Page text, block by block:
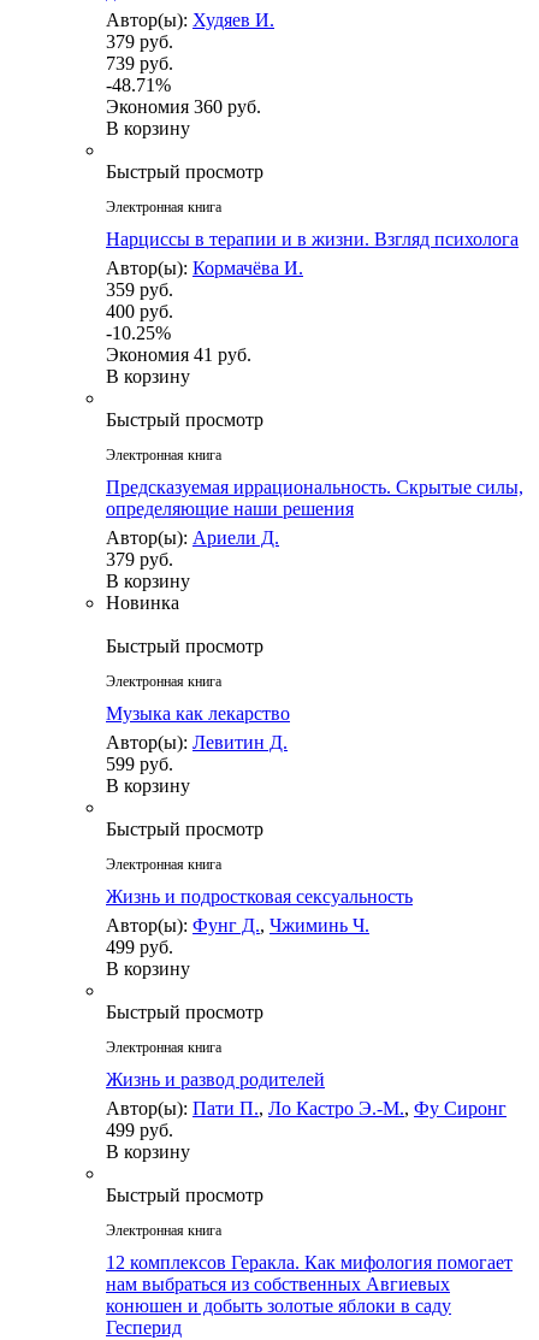
Автор(ы): Худяев И.
379 руб.
739 руб.
-48.71%
Экономия 360 руб.
В корзину
Быстрый просмотр
Электронная книга
Нарциссы в терапии и в жизни. Взгляд психолога
Автор(ы): Кормачёва И.
359 руб.
400 руб.
-10.25%
Экономия 41 руб.
В корзину
Быстрый просмотр
Электронная книга
Предсказуемая иррациональность. Скрытые силы,
определяющие наши решения
Автор(ы): Ариели Д.
379 руб.
В корзину
Новинка
Быстрый просмотр
Электронная книга
Музыка как лекарство
Автор(ы): Левитин Д.
599 руб.
В корзину
Быстрый просмотр
Электронная книга
Жизнь и подростковая сексуальность
Автор(ы): Фунг Д., Чжиминь Ч.
499 руб.
В корзину
Быстрый просмотр
Электронная книга
Жизнь и развод родителей
Автор(ы): Пати П., Ло Кастро Э.-М., Фу Сиронг
499 руб.
В корзину
Быстрый просмотр
Электронная книга
12 комплексов Геракла. Как мифология помогает
нам выбраться из собственных Авгиевых
конюшен и добыть золотые яблоки в саду
Гесперид